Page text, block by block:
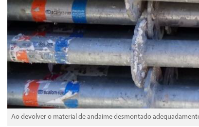
Ao devolver o material de andaime desmontado